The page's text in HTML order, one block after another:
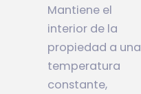
Mantiene el
interior de la
propiedad a una
temperatura
constante,